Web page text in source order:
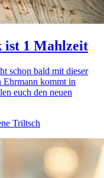
ist 1 Mahlzeit
schon bald mit dieser
Ehrmann kommt in
euch den neuen
Triltsch